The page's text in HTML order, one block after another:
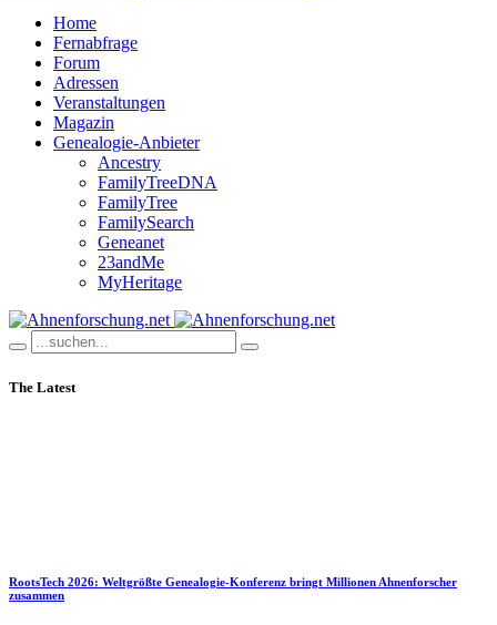
Home
Fernabfrage
Forum
Adressen
Veranstaltungen
Magazin
Genealogie-Anbieter
Ancestry
FamilyTreeDNA
FamilyTree
FamilySearch
Geneanet
23andMe
MyHeritage
The Latest
RootsTech 2026: Weltgrößte Genealogie-Konferenz bringt Millionen Ahnenforscher
zusammen